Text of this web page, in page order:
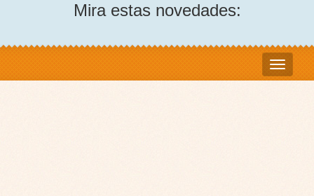
Mira estas novedades: